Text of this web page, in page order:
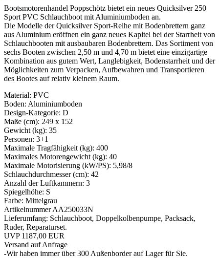
Bootsmotorenhandel Poppschötz bietet ein neues Quicksilver 250
Sport PVC Schlauchboot mit Aluminiumboden an.
Die Modelle der Quicksilver Sport-Reihe mit Bodenbrettern ganz
aus Aluminium eröffnen ein ganz neues Kapitel bei der Starrheit von
Schlauchbooten mit ausbaubaren Bodenbrettern. Das Sortiment von
sechs Booten zwischen 2,50 m und 4,70 m bietet eine einzigartige
Kombination aus gutem Wert, Langlebigkeit, Bodenstarrheit und der
Möglichkeiten zum Verpacken, Aufbewahren und Transportieren
des Bootes auf relativ kleinem Raum.
Material: PVC
Boden: Aluminiumboden
Design-Kategorie: D
Maße (cm): 249 x 152
Gewicht (kg): 35
Personen: 3+1
Maximale Tragfähigkeit (kg): 400
Maximales Motorengewicht (kg): 40
Maximale Motorisierung (kW/PS): 5,98/8
Schlauchdurchmesser (cm): 42
Anzahl der Luftkammern: 3
Spiegelhöhe: S
Farbe: Mittelgrau
Artikelnummer AA250033N
Lieferumfang: Schlauchboot, Doppelkolbenpumpe, Packsack,
Ruder, Reparaturset.
UVP 1187,00 EUR
Versand auf Anfrage
-Wir haben immer über 300 Außenborder auf Lager für Sie.